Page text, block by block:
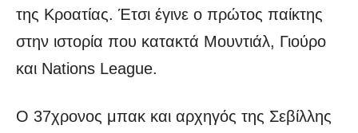
της Κροατίας. Έτσι έγινε ο πρώτος παίκτης
στην ιστορία που κατακτά Μουντιάλ, Γιούρο
και Nations League.
Ο 37χρονος μπακ και αρχηγός της Σεβίλλης